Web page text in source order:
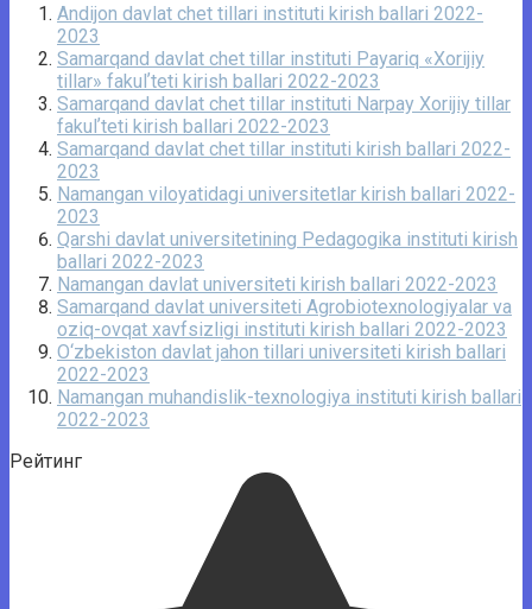
Andijon davlat chet tillari instituti kirish ballari 2022-
2023
Samarqand davlat chet tillar instituti Payariq «Xorijiy
tillar» fakulʼteti kirish ballari 2022-2023
Samarqand davlat chet tillar instituti Narpay Xorijiy tillar
fakulʼteti kirish ballari 2022-2023
Samarqand davlat chet tillar instituti kirish ballari 2022-
2023
Namangan viloyatidagi universitetlar kirish ballari 2022-
2023
Qarshi davlat universitetining Pedagogika instituti kirish
ballari 2022-2023
Namangan davlat universiteti kirish ballari 2022-2023
Samarqand davlat universiteti Agrobiotexnologiyalar va
oziq-ovqat xavfsizligi instituti kirish ballari 2022-2023
O‘zbekiston davlat jahon tillari universiteti kirish ballari
2022-2023
Namangan muhandislik-texnologiya instituti kirish ballari
2022-2023
Рейтинг